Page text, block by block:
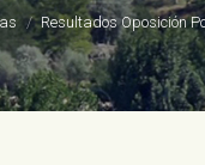
Resultados Oposición